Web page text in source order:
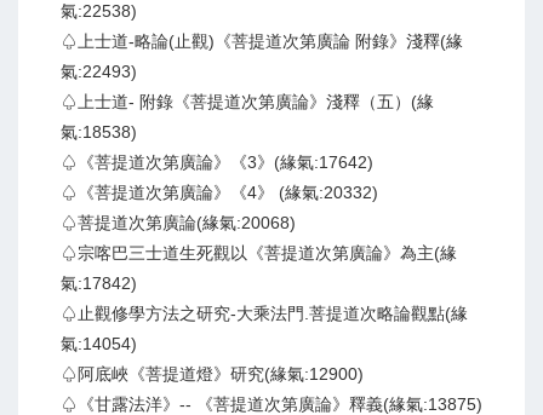
氣:22538)
♤上士道-略論(止觀)《菩提道次第廣論 附錄》淺釋(緣
氣:22493)
♤上士道- 附錄《菩提道次第廣論》淺釋（五）(緣
氣:18538)
♤《菩提道次第廣論》《3》(緣氣:17642)
♤《菩提道次第廣論》《4》 (緣氣:20332)
♤菩提道次第廣論(緣氣:20068)
♤宗喀巴三士道生死觀以《菩提道次第廣論》為主(緣
氣:17842)
♤止觀修學方法之研究-大乘法門.菩提道次略論觀點(緣
氣:14054)
♤阿底峽《菩提道燈》研究(緣氣:12900)
♤《甘露法洋》-- 《菩提道次第廣論》釋義(緣氣:13875)